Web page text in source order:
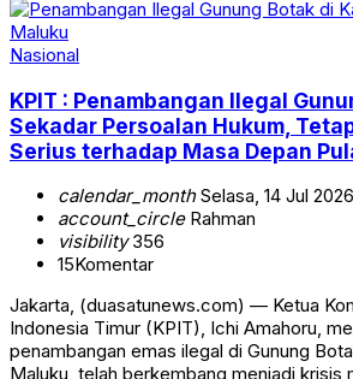
Nasional
KPIT : Penambangan Ilegal
Sekadar Persoalan Hukum,
Serius terhadap Masa Depan
calendar_monthSelasa, 14 Jul 2026
account_circleRahman
visibility356
15Komentar
Jakarta, (duasatunews.com) — Ketua
Indonesia Timur (KPIT), Ichi Amahoru,
penambangan emas ilegal di Gunung
Maluku, telah berkembang menjadi krisis